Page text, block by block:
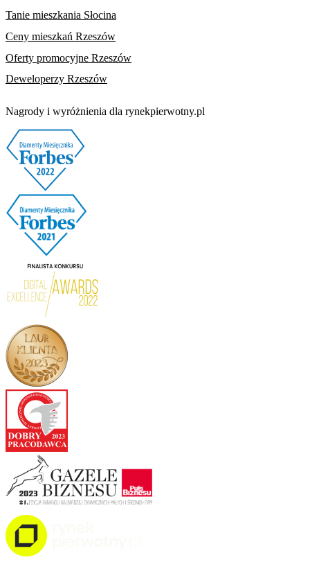
Tanie mieszkania Słocina
Ceny mieszkań Rzeszów
Oferty promocyjne Rzeszów
Deweloperzy Rzeszów
Nagrody i wyróżnienia dla rynekpierwotny.pl